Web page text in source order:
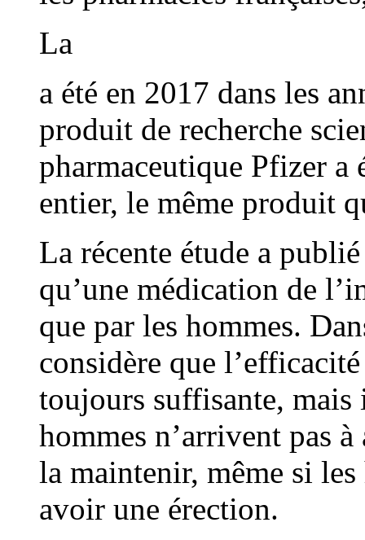
La
a été en 2017 dans les
produit de recherche
pharmaceutique Pfizer
entier, le même produit
La récente étude a
qu’une médication de
que par les hommes.
considère que
toujours suffisante,
hommes n’arrivent pas
la maintenir, même si
avoir une érection.